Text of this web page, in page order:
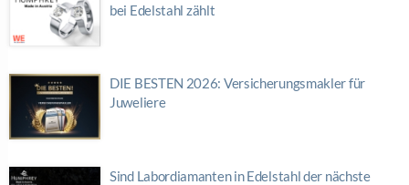
bei Edelstahl zählt
DIE BESTEN 2026: Versicherungsmakler für
Juweliere
Sind Labordiamanten in Edelstahl der nächste